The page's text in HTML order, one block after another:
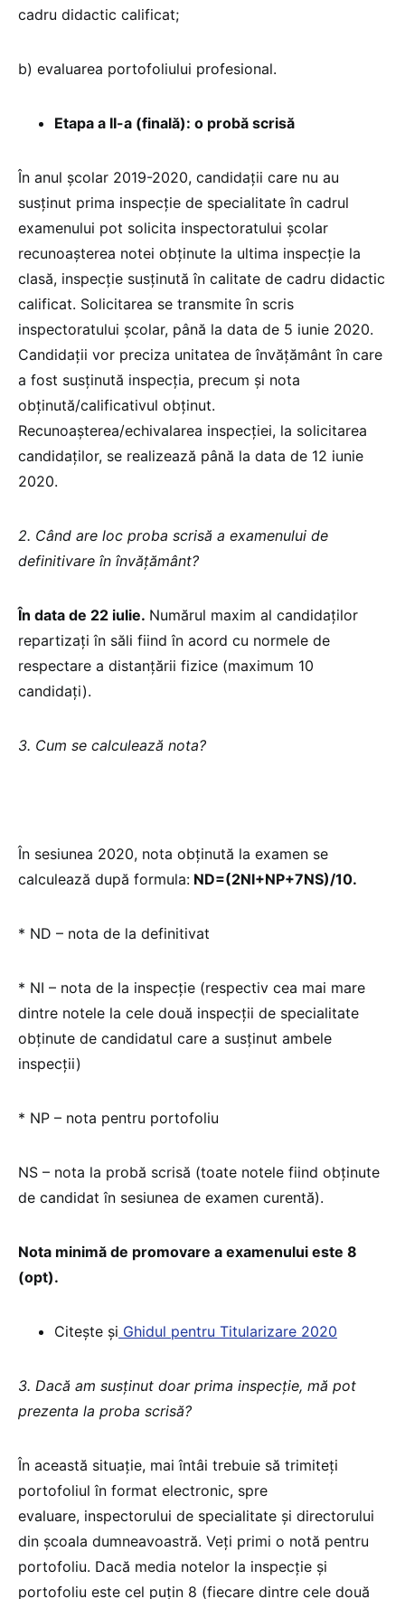
cadru didactic calificat;
b) evaluarea portofoliului profesional.
Etapa a II-a (finală): o probă scrisă
În anul școlar 2019-2020, candidații care nu au
susținut prima inspecție de specialitate în cadrul
examenului pot solicita inspectoratului școlar
recunoașterea notei obținute la ultima inspecție la
clasă, inspecție susținută în calitate de cadru didactic
calificat. Solicitarea se transmite în scris
inspectoratului școlar, până la data de 5 iunie 2020.
Candidații vor preciza unitatea de învățământ în care
a fost susținută inspecția, precum și nota
obținută/calificativul obținut.
Recunoașterea/echivalarea inspecției, la solicitarea
candidaților, se realizează până la data de 12 iunie
2020.
2. Când are loc proba scrisă a examenului de
definitivare în învățământ?
În data de 22 iulie. Numărul maxim al candidaților
repartizați în săli fiind în acord cu normele de
respectare a distanțării fizice (maximum 10
candidați).
3. Cum se calculează nota?
În sesiunea 2020, nota obținută la examen se
calculează după formula: ND=(2NI+NP+7NS)/10.
* ND – nota de la definitivat
* NI – nota de la inspecție (respectiv cea mai mare
dintre notele la cele două inspecții de specialitate
obținute de candidatul care a susținut ambele
inspecții)
* NP – nota pentru portofoliu
NS – nota la probă scrisă (toate notele fiind obținute
de candidat în sesiunea de examen curentă).
Nota minimă de promovare a examenului este 8
(opt).
Citește și Ghidul pentru Titularizare 2020
3. Dacă am susținut doar prima inspecție, mă pot
prezenta la proba scrisă?
În această situație, mai întâi trebuie să trimiteți
portofoliul în format electronic, spre
evaluare, inspectorului de specialitate și directorului
din școala dumneavoastră. Veți primi o notă pentru
portofoliu. Dacă media notelor la inspecție și
portofoliu este cel puțin 8 (fiecare dintre cele două